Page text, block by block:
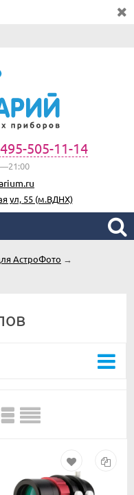
505-11-14
ул, 55 (м.ВДНХ)
АстроФото →